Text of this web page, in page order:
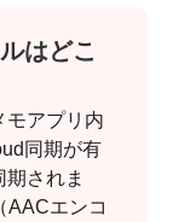
はどこ
モアプリ内
同期が有
されま
AACエンコ